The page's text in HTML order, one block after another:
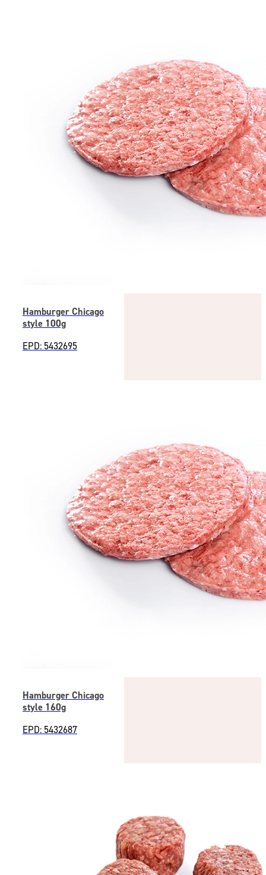
Hamburger Chicago
style 100g
EPD: 5432695
Hamburger Chicago
style 160g
EPD: 5432687